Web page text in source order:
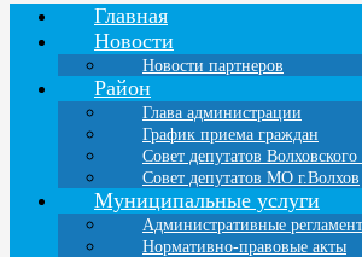
Главная
Новости
Новости партнеров
Район
Глава администрации
График приема граждан
Совет депутатов
Совет депутатов МО г.Волхов
Муниципальные услуги
Административные
Нормативно-правовые акты